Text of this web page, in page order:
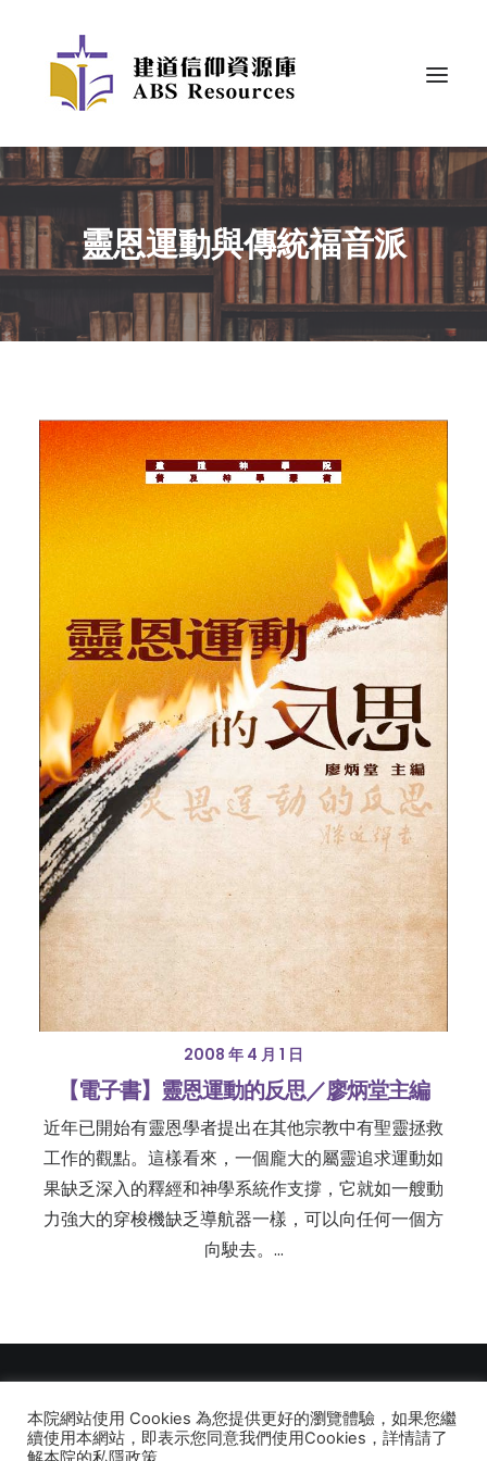
靈恩運動與傳統福音派
2008 年 4 月 1 日
【電子書】靈恩運動的反思／廖炳堂主編
近年已開始有靈恩學者提出在其他宗教中有聖靈拯救
工作的觀點。這樣看來，一個龐大的屬靈追求運動如
果缺乏深入的釋經和神學系統作支撐，它就如一艘動
力強大的穿梭機缺乏導航器一樣，可以向任何一個方
向駛去。…
© 2026 建道神學院Alliance Bible Seminary. All rights reserved
本院網站使用 Cookies 為您提供更好的瀏覽體驗，如果您繼
續使用本網站，即表示您同意我們使用Cookies，詳情請了